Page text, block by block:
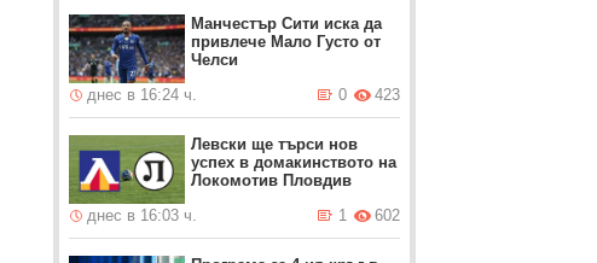
Манчестър Сити иска да
привлече Мало Густо от
Челси
днес в 16:24 ч.
423
0
Левски ще търси нов
успех в домакинството на
Локомотив Пловдив
днес в 16:03 ч.
602
1